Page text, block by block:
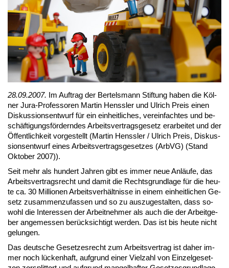
28.09.2007. Im Auf­trag der Ber­tels­mann Stif­tung ha­ben die Köl­
ner Ju­ra-Pro­fes­so­ren Mar­tin Hens­s­ler und Ul­rich Preis ei­nen
Dis­kus­si­ons­ent­wurf für ein ein­heit­li­ches, ver­ein­fach­tes und be­
schäf­ti­gungs­för­dern­des Ar­beits­ver­trags­ge­setz er­ar­bei­tet und der
Öf­fent­lich­keit vor­ge­stellt (Mar­tin Hens­s­ler / Ul­rich Preis, Dis­kus­
si­ons­ent­wurf ei­nes Ar­beits­ver­trags­ge­set­zes (ArbVG) (Stand
Ok­to­ber 2007)).
Seit mehr als hun­dert Jah­ren gibt es im­mer neue An­läu­fe, das
Ar­beits­ver­trags­recht und da­mit die Rechts­grund­la­ge für die heu­
te ca. 30 Mil­lio­nen Ar­beits­ver­hält­nis­se in ei­nem ein­heit­li­chen Ge­
setz zu­sam­men­zu­fas­sen und so zu aus­zu­ge­stal­ten, dass so­
wohl die In­ter­es­sen der Ar­beit­neh­mer als auch die der Ar­beit­ge­
ber an­ge­mes­sen be­rück­sich­tigt wer­den. Das ist bis heu­te nicht
ge­lun­gen.
Das deut­sche Ge­set­zes­recht zum Ar­beits­ver­trag ist da­her im­
mer noch lü­cken­haft, auf­grund ei­ner Viel­zahl von Ein­zel­ge­set­